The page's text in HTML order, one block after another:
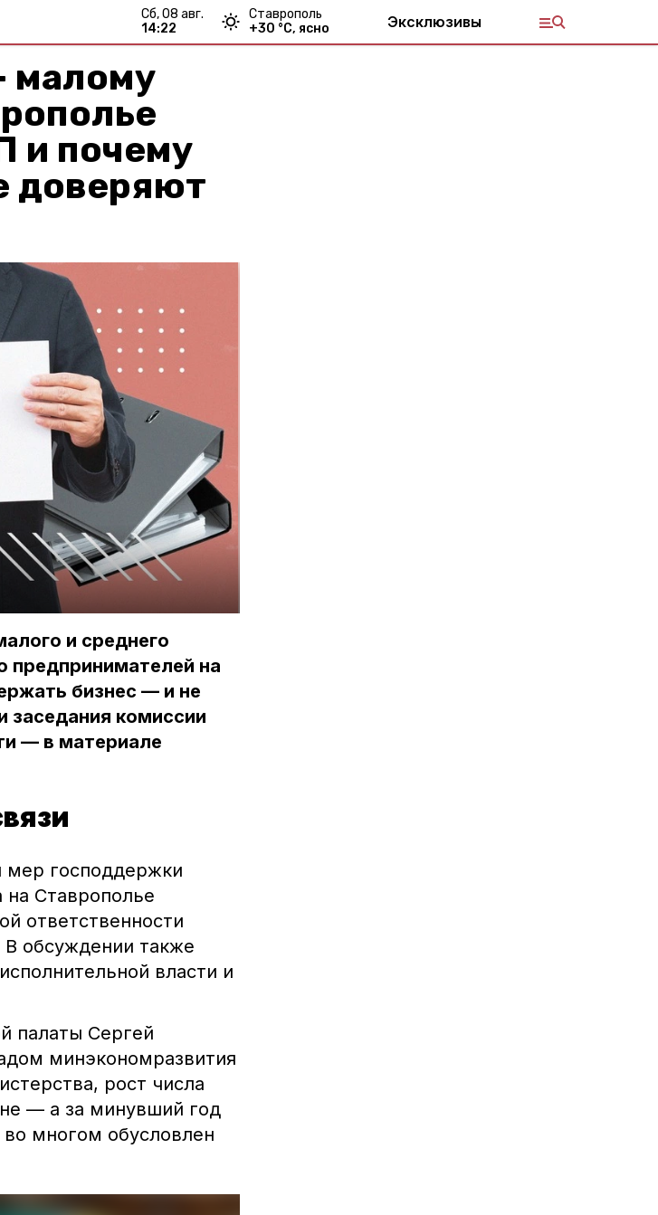
сб, 08 авг.
14:22
Ставрополь
+30 °С, ясно Эксклюзивы
малому
и почему
доверяют
и среднего
предпринимателей на
бизнес — и не
заседания комиссии
— в материале
мер господдержки
на Ставрополье
ответственности
В обсуждении также
власти и
палаты Сергей
минэкономразвития
рост числа
— а за минувший год
многом обусловлен